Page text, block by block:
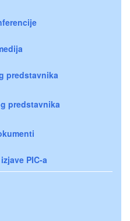
predstavnika
predstavnika
PIC-a